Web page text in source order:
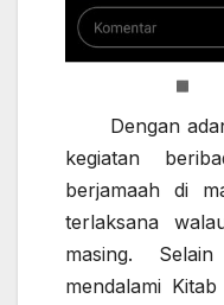
Dengan
kegiatan
berjamaah di
terlaksana
masing.
mendalami